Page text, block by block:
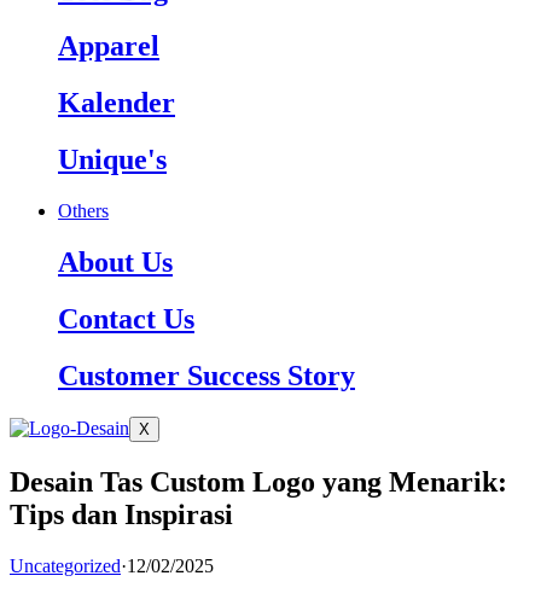
Apparel
Kalender
Unique's
Others
About Us
Contact Us
Customer Success Story
X
Desain Tas Custom Logo yang Menarik:
Tips dan Inspirasi
Uncategorized·12/02/2025